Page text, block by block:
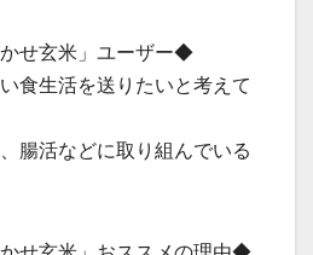
せ玄米」ユーザー◆
食生活を送りたいと考えて
腸活などに取り組んでいる